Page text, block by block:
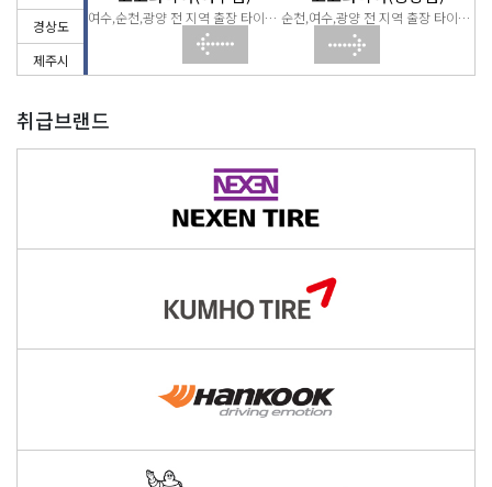
경상도
제주시
여수,순천,광양 전 지역 출장 타이어 교체 순천,여수,광양 전 지역 출장 타이어 교체
취급브랜드